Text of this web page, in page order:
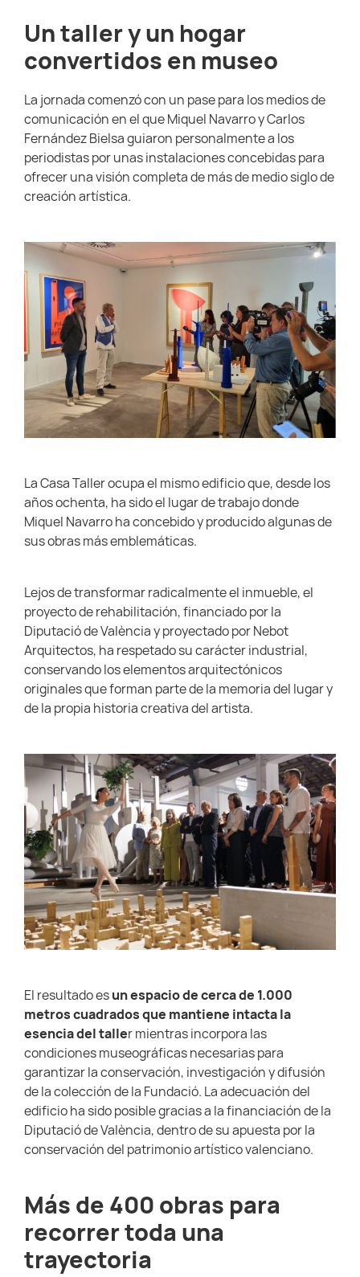
Un taller y un hogar
convertidos en museo
La jornada comenzó con un pase para los medios de
comunicación en el que Miquel Navarro y Carlos
Fernández Bielsa guiaron personalmente a los
periodistas por unas instalaciones concebidas para
ofrecer una visión completa de más de medio siglo de
creación artística.
La Casa Taller ocupa el mismo edificio que, desde los
años ochenta, ha sido el lugar de trabajo donde
Miquel Navarro ha concebido y producido algunas de
sus obras más emblemáticas.
Lejos de transformar radicalmente el inmueble, el
proyecto de rehabilitación, financiado por la
Diputació de València y proyectado por Nebot
Arquitectos, ha respetado su carácter industrial,
conservando los elementos arquitectónicos
originales que forman parte de la memoria del lugar y
de la propia historia creativa del artista.
El resultado esun espacio de cerca de 1.000
metros cuadrados que mantiene intacta la
esencia del taller mientras incorpora las
condiciones museográficas necesarias para
garantizar la conservación, investigación y difusión
de la colección de la Fundació. La adecuación del
edificio ha sido posible gracias a la financiación de la
Diputació de València, dentro de su apuesta por la
conservación del patrimonio artístico valenciano.
Más de 400 obras para
recorrer toda una
trayectoria